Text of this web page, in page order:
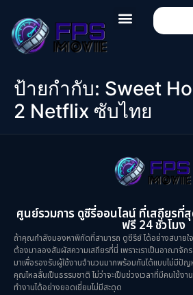
ป้ายกำกับ: Sweet
2 Netflix ซับไทย
ศูนย์รวมการ ดูซีรี่ออนไลน์ ที่เสถียรที่
ฟรี 24 ชั่วโมง
ถ้าคุณกำลังมองหาพิกัดที่สามารถ ดูซีรีย์ ได้อย่างสบายใ
ต้องมาลองสัมผัสความเสถียรที่นี่ เพราะเราเป็นอาณาจั
มาเพื่อรองรับผู้ใช้งานจำนวนมากพร้อมกันได้แบบไม่มีปั
คุณไหลลื่นเป็นธรรมชาติ ไม่ว่าจะเป็นช่วงเวลาที่มีคนใช้ง
ทำงานได้อย่างยอดเยี่ยมไม่มีสะดุด